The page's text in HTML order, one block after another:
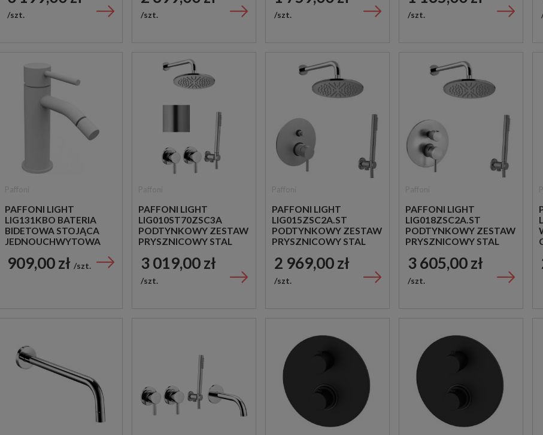
szt. szt. szt. szt.
PAFFONI LIGHT
LIG131KBO BATERIA
BIDETOWA STOJĄCA
JEDNOUCHWYTOWA
909,00 zł szt.
PAFFONI LIGHT
LIG010ST70ZSC3A
PODTYNKOWY ZESTAW
PRYSZNICOWY STAL
3 019,00 zł
szt.
PAFFONI LIGHT
LIG015ZSC2A.ST
PODTYNKOWY ZESTAW
PRYSZNICOWY STAL
2 969,00 zł
szt.
PAFFONI LIGHT
LIG018ZSC2A.ST
PODTYNKOWY ZESTAW
PRYSZNICOWY STAL
3 605,00 zł
szt.